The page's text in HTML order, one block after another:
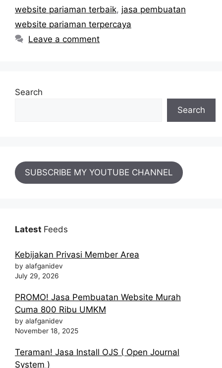
website pariaman terbaik, jasa pembuatan
website pariaman terpercaya
Leave a comment
Search
Search
SUBSCRIBE MY YOUTUBE CHANNEL
Latest Feeds
Kebijakan Privasi Member Area
by alafganidev
July 29, 2026
PROMO! Jasa Pembuatan Website Murah
Cuma 800 Ribu UMKM
by alafganidev
November 18, 2025
Teraman! Jasa Install OJS ( Open Journal
System )